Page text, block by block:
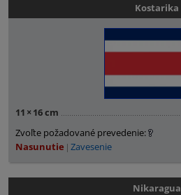
Kostarika
11 × 16 cm
Zvoľte požadované prevedenie:
Nasunutie Zavesenie
Nikaragua